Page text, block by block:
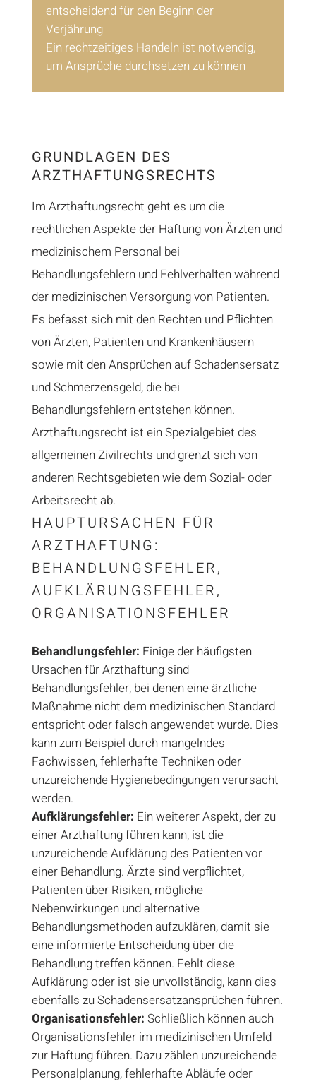
entscheidend für den Beginn der
Verjährung
Ein rechtzeitiges Handeln ist notwendig,
um Ansprüche durchsetzen zu können
GRUNDLAGEN DES
ARZTHAFTUNGSRECHTS
Im Arzthaftungsrecht geht es um die
rechtlichen Aspekte der Haftung von Ärzten und
medizinischem Personal bei
Behandlungsfehlern und Fehlverhalten während
der medizinischen Versorgung von Patienten.
Es befasst sich mit den Rechten und Pflichten
von Ärzten, Patienten und Krankenhäusern
sowie mit den Ansprüchen auf Schadensersatz
und Schmerzensgeld, die bei
Behandlungsfehlern entstehen können.
Arzthaftungsrecht ist ein Spezialgebiet des
allgemeinen Zivilrechts und grenzt sich von
anderen Rechtsgebieten wie dem Sozial- oder
Arbeitsrecht ab.
HAUPTURSACHEN FÜR
ARZTHAFTUNG:
BEHANDLUNGSFEHLER,
AUFKLÄRUNGSFEHLER,
ORGANISATIONSFEHLER
Behandlungsfehler: Einige der häufigsten
Ursachen für Arzthaftung sind
Behandlungsfehler, bei denen eine ärztliche
Maßnahme nicht dem medizinischen Standard
entspricht oder falsch angewendet wurde. Dies
kann zum Beispiel durch mangelndes
Fachwissen, fehlerhafte Techniken oder
unzureichende Hygienebedingungen verursacht
werden.
Aufklärungsfehler: Ein weiterer Aspekt, der zu
einer Arzthaftung führen kann, ist die
unzureichende Aufklärung des Patienten vor
einer Behandlung. Ärzte sind verpflichtet,
Patienten über Risiken, mögliche
Nebenwirkungen und alternative
Behandlungsmethoden aufzuklären, damit sie
eine informierte Entscheidung über die
Behandlung treffen können. Fehlt diese
Aufklärung oder ist sie unvollständig, kann dies
ebenfalls zu Schadensersatzansprüchen führen.
Organisationsfehler: Schließlich können auch
Organisationsfehler im medizinischen Umfeld
zur Haftung führen. Dazu zählen unzureichende
Personalplanung, fehlerhafte Abläufe oder